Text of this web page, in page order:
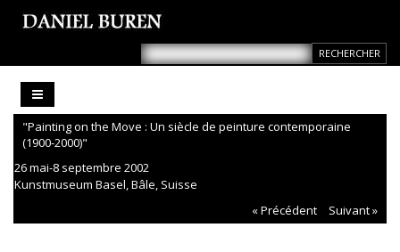
"Painting on the Move : Un siècle de peinture contemporaine
(1900-2000)"
26 mai-8 septembre 2002
Kunstmuseum Basel, Bâle, Suisse
« Précédent
Suivant »